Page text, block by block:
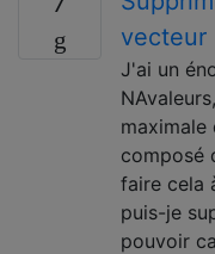
vecteur
J'ai un
maximale
composé
faire cela
puis-je
pouvoir